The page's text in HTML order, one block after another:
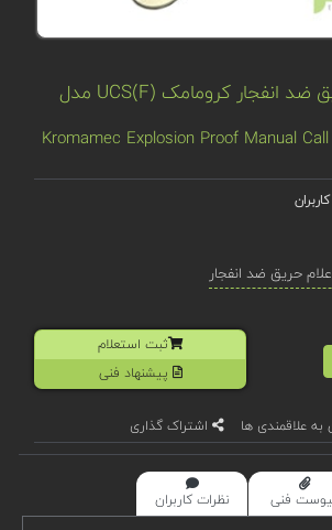
شستی اعلام حریق ضد انفجار کرومامک UCS(F) مدل
Kromamec Explosion Proof Manual
حریق ضد انفجار
ثبت استعلام
پیشنهاد فنی
به علاقمندی ها اشتراک گذاری
فنی نظرات کاربران